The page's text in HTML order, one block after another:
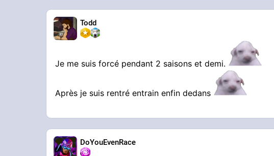
Todd
Je me suis forcé pendant 2 saisons et demi.
Après je suis rentré entrain enfin dedans
DoYouEvenRace